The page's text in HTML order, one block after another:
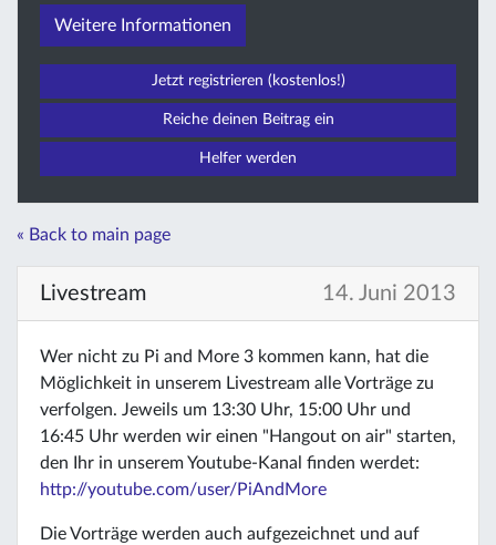
Weitere Informationen
Jetzt registrieren (kostenlos!)
Reiche deinen Beitrag ein
Helfer werden
« Back to main page
Livestream 14. Juni 2013
Wer nicht zu Pi and More 3 kommen kann, hat die
Möglichkeit in unserem Livestream alle Vorträge zu
verfolgen. Jeweils um 13:30 Uhr, 15:00 Uhr und
16:45 Uhr werden wir einen "Hangout on air" starten,
den Ihr in unserem Youtube-Kanal finden werdet:
http://youtube.com/user/PiAndMore
Die Vorträge werden auch aufgezeichnet und auf